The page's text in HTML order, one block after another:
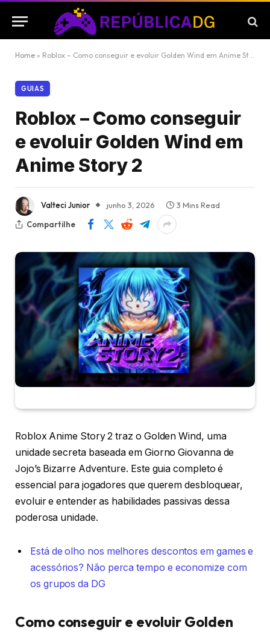
Home » Roblox – Como conseguir e evoluir Golden Wind em Anime Story 2
GUIAS
Roblox – Como conseguir
e evoluir Golden Wind em
Anime Story 2
Valteci Junior junho 3, 2026
3 Mins Read
Compartilhe
Roblox Anime Story 2 traz o Golden Wind, uma
unidade secreta baseada em Giorno Giovanna de
Jojo’s Bizarre Adventure. Este guia completo é
essencial para jogadores que querem desbloquear,
evoluir e entender as habilidades passivas dessa
poderosa unidade.
Está de olho nos melhores descontos em games e
acessórios? Não perca tempo e economize com
os grupos da DG
Como conseguir e evoluir Golden